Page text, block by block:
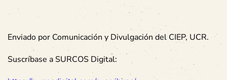
Enviado por Comunicación y Divulgación del CIEP, UCR.
Suscríbase a SURCOS Digital: